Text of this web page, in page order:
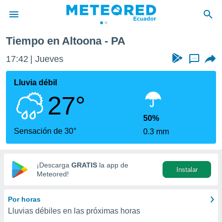
de
ha
para
que se
calidad.
a este
las
y
digital
basada
Tiempo en Altoona - PA
17:42 Jueves ...
Lluvia débil
27°
Sensación de 30°
50%
0.3 mm
¡Descarga GRATIS la app de
Meteored!
Instalar
Por horas
Lluvias débiles en las próximas horas